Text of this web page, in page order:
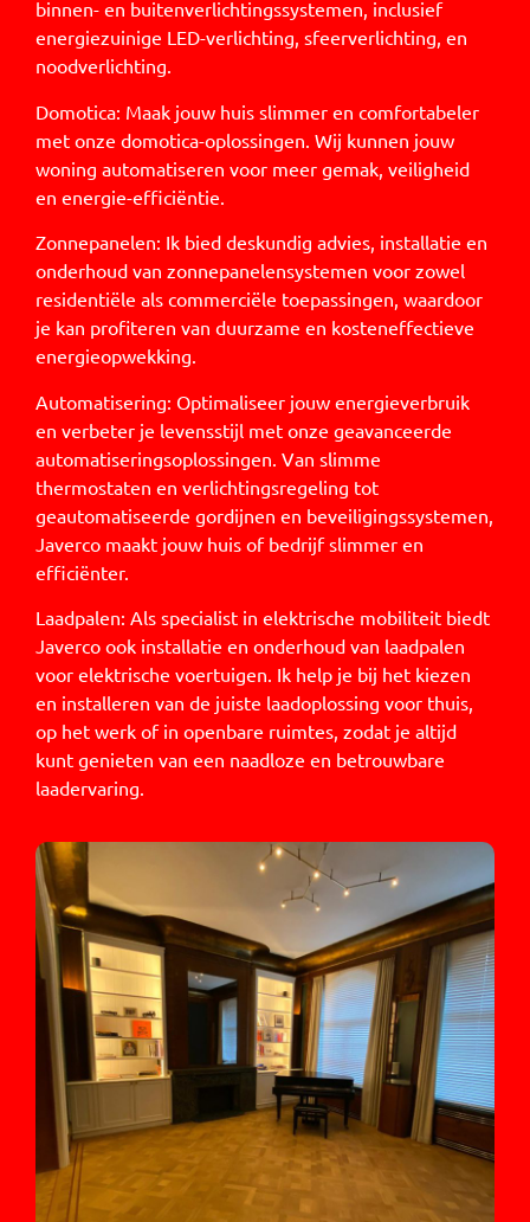
binnen- en buitenverlichtingssystemen, inclusief
energiezuinige LED-verlichting, sfeerverlichting, en
noodverlichting.
Domotica: Maak jouw huis slimmer en comfortabeler
met onze domotica-oplossingen. Wij kunnen jouw
woning automatiseren voor meer gemak, veiligheid
en energie-efficiëntie.
Zonnepanelen: Ik bied deskundig advies, installatie en
onderhoud van zonnepanelensystemen voor zowel
residentiële als commerciële toepassingen, waardoor
je kan profiteren van duurzame en kosteneffectieve
energieopwekking.
Automatisering: Optimaliseer jouw energieverbruik
en verbeter je levensstijl met onze geavanceerde
automatiseringsoplossingen. Van slimme
thermostaten en verlichtingsregeling tot
geautomatiseerde gordijnen en beveiligingssystemen,
Javerco maakt jouw huis of bedrijf slimmer en
efficiënter.
Laadpalen: Als specialist in elektrische mobiliteit biedt
Javerco ook installatie en onderhoud van laadpalen
voor elektrische voertuigen. Ik help je bij het kiezen
en installeren van de juiste laadoplossing voor thuis,
op het werk of in openbare ruimtes, zodat je altijd
kunt genieten van een naadloze en betrouwbare
laadervaring.